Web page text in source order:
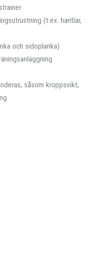
(t.ex. hantlar,
och sidoplanka)
såsom kroppsvikt,